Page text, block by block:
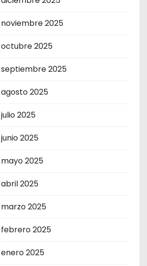
noviembre 2025
octubre 2025
septiembre 2025
agosto 2025
julio 2025
junio 2025
mayo 2025
abril 2025
marzo 2025
febrero 2025
enero 2025